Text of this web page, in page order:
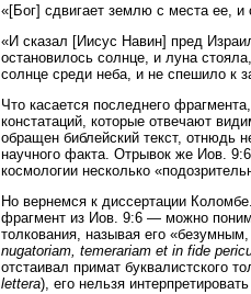
«[Бог] сдвигает землю с места ее,
«И сказал [Иисус Навин] пред
остановилось солнце, и луна
солнце среди неба, и не спешило к
Что касается последнего
констатаций, которые отвечают
обращен библейский текст, отнюдь
научного факта. Отрывок же Иов.
космологии несколько
Но вернемся к диссертации
фрагмент из Иов. 9:6 — можно
толкования, называя его
nugatoriam, temerariam et in fide
отстаивал примат буквалистского
lettera), его нельзя